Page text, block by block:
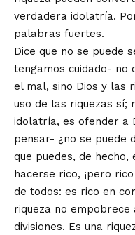
verdadera idolatría.
palabras fuertes.
Dice que no se puede
tengamos cuidado- no
el mal, sino Dios y las
uso de las riquezas sí;
idolatría, es ofender a
pensar- ¿no se puede
que puedes, de
hacerse rico, ¡pero
de todos: es rico en
riqueza no empobrece
divisiones. Es una